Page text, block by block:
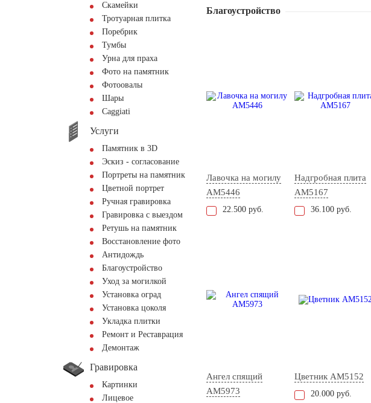
Скамейки
Тротуарная плитка
Поребрик
Тумбы
Урна для праха
Фото на памятник
Фотоовалы
Шары
Сaggiati
Услуги
Памятник в 3D
Эскиз - согласование
Портреты на памятник
Цветной портрет
Ручная гравировка
Гравировка с выездом
Ретушь на памятник
Восстановление фото
Антидождь
Благоустройство
Уход за могилкой
Установка оград
Установка цоколя
Укладка плитки
Ремонт и Реставрация
Демонтаж
Гравировка
Картинки
Лицевое
Благоустройство
Лавочка на могилу
AM5446
22.500 руб.
Надгробная плита
AM5167
36.100 руб.
Ангел спящий
AM5973
Цветник AM5152
20.000 руб.